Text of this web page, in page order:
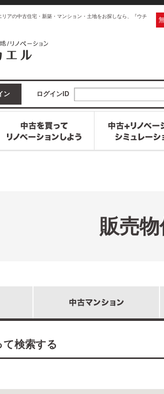
アの中古住宅・新築・マンション・土地をお探しなら、『ウチ
ン ログインID
販売
検索する